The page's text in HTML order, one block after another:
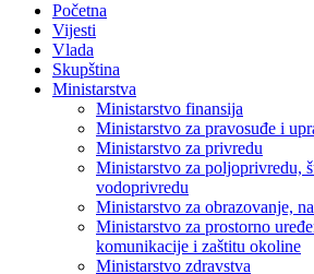
Početna
Vijesti
Vlada
Skupština
Ministarstva
Ministarstvo finansija
Ministarstvo za pravosuđe i
Ministarstvo za privredu
Ministarstvo za poljoprivredu,
vodoprivredu
Ministarstvo za obrazovanje,
Ministarstvo za prostorno
komunikacije i zaštitu okoline
Ministarstvo zdravstva